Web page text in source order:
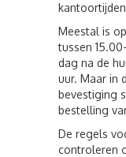
Meestal is
tussen
dag na de
uur. Maar in
bevestiging
bestelling
De regels
controleren